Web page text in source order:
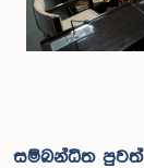
සම්බන්ධිත පුවත්